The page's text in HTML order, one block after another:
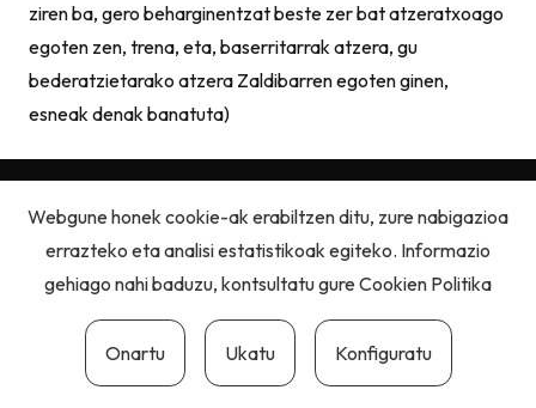
ziren ba, gero beharginentzat beste zer bat atzeratxoago
egoten zen, trena, eta, baserritarrak atzera, gu
bederatzietarako atzera Zaldibarren egoten ginen,
esneak denak banatuta)
Pribatutasun politika | Cookie politika | Lege oharra
Webgune honek cookie-ak erabiltzen ditu, zure nabigazioa
errazteko eta analisi estatistikoak egiteko. Informazio
gehiago nahi baduzu, kontsultatu gureCookien Politika
Onartu Ukatu Konfiguratu